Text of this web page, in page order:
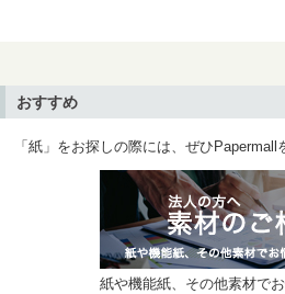
おすすめ
「紙」をお探しの際には、ぜひPapermall
紙や機能紙、その他素材で